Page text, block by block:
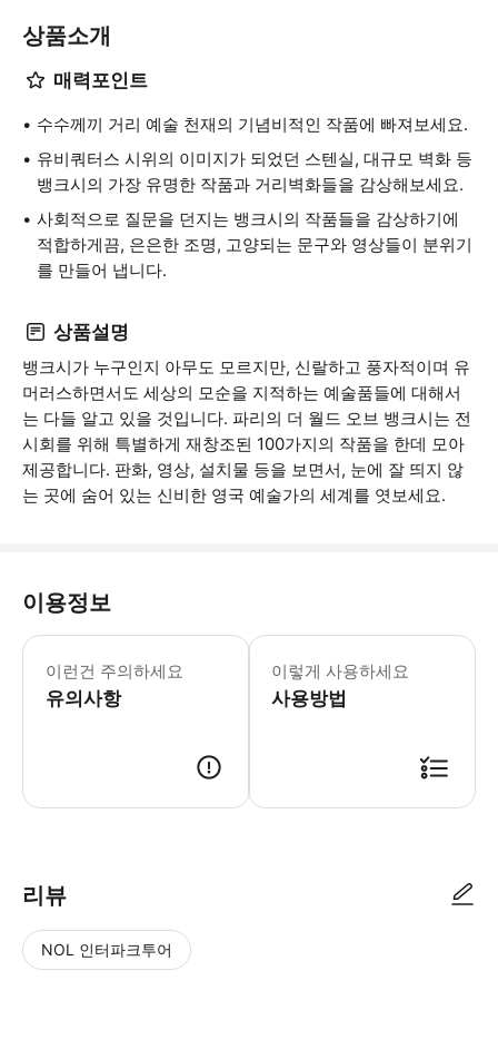
상품소개
매력포인트
수수께끼 거리 예술 천재의 기념비적인 작품에 빠져보세요.
유비쿼터스 시위의 이미지가 되었던 스텐실, 대규모 벽화 등
뱅크시의 가장 유명한 작품과 거리벽화들을 감상해보세요.
사회적으로 질문을 던지는 뱅크시의 작품들을 감상하기에
적합하게끔, 은은한 조명, 고양되는 문구와 영상들이 분위기
를 만들어 냅니다.
상품설명
뱅크시가 누구인지 아무도 모르지만, 신랄하고 풍자적이며 유
머러스하면서도 세상의 모순을 지적하는 예술품들에 대해서
는 다들 알고 있을 것입니다. 파리의 더 월드 오브 뱅크시는 전
시회를 위해 특별하게 재창조된 100가지의 작품을 한데 모아
제공합니다. 판화, 영상, 설치물 등을 보면서, 눈에 잘 띄지 않
는 곳에 숨어 있는 신비한 영국 예술가의 세계를 엿보세요.
이용정보
이런건 주의하세요
유의사항
필수 안내: -마지막 입장 : 폐관 45분
이렇게 사용하세요
사용방법
리뷰
NOL 인터파크투어